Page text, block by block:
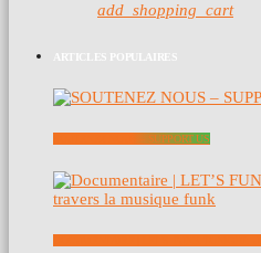
add_shopping_cart
ARTICLES POPULAIRES
SOUTENEZ NOUS – SUPPORT US
DOCUMENTAIRE | LET’S FUNK